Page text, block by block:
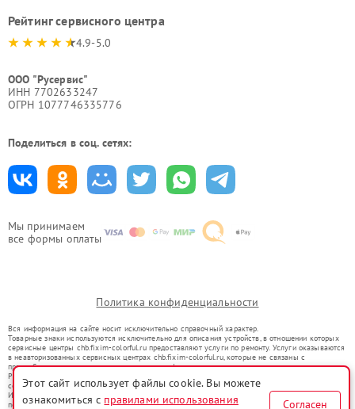
Мы принимаем
все формы оплаты
Рейтинг сервисного центра
4.9-5.0
ООО "Русервис"
ИНН 7702633247
ОГРН 1077746335776
Поделиться в соц. сетях:
Политика конфиденциальности
Вся информация на сайте носит исключительно справочный характер.
Товарные знаки используются исключительно для описания устройств, в отношении которых
сервисные центры chb.fixim-colorful.ru предоставляют услуги по ремонту. Услуги оказываются
в неавторизованных сервисных центрах chb.fixim-colorful.ru, которые не связаны с
правообладателями товарных знаков или их официальными представителями.
Ремонт осуществляется для устройств, уже введенных в гражданский оборот в соответствии
со статьей 1487 ГК РФ.
Использование товарных знаков не преследует цели индивидуализации услуг или введения
потребителей в заблуждение, а служит для информирования о предоставляемых услугах по
Этот сайт использует файлы cookie. Вы можете
ознакомиться с правилами использования Согласен